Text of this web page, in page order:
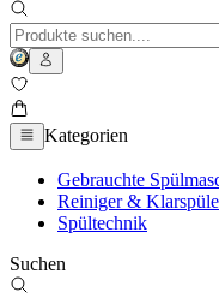
Kategorien
Gebrauchte
Reiniger &
Spültechnik
Suchen